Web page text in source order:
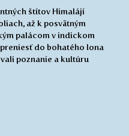
štítov Himalájí
až k posvätným
palácom v indickom
do bohatého lona
poznanie a kultúru